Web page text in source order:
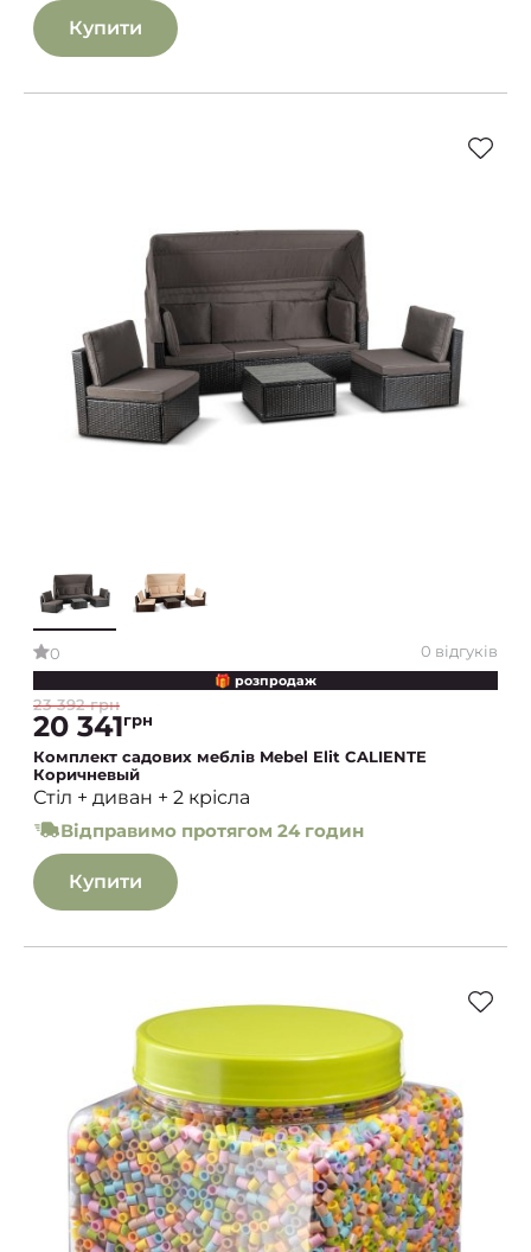
Купити
0 0 відгуків
🎁 розпродаж
23 392 грн
20 341грн
Комплект садових меблів Mebel Elit CALIENTE
Коричневый
Стіл + диван + 2 крісла
Відправимо протягом 24 годин
Купити